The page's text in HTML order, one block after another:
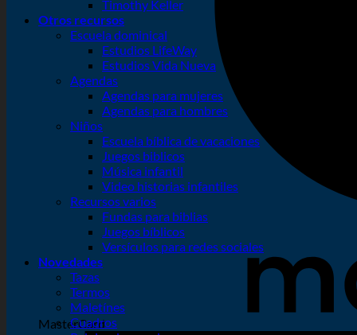
MasterCard
Timothy Keller
Otros recursos
Escuela dominical
Estudios LifeWay
Estudios Vida Nueva
Agendas
Agendas para mujeres
Agendas para hombres
Niños
Escuela bíblica de vacaciones
Juegos biblicos
Música infantil
Video historias infantiles
Recursos varios
Fundas para biblias
Juegos bíblicos
Versículos para redes sociales
Novedades
Tazas
Termos
Maletínes
Cuadros